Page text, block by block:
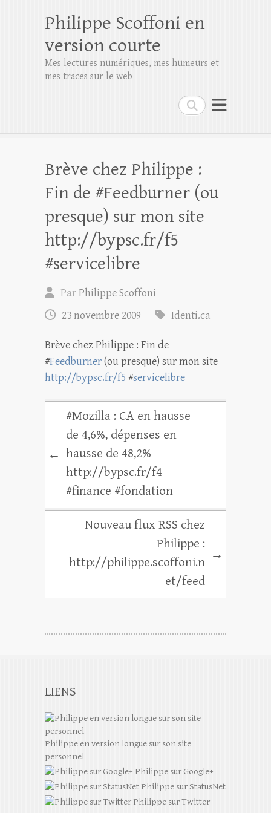
Rechercher
Philippe Scoffoni en
version courte
Mes lectures numériques, mes humeurs et
mes traces sur le web
Brève chez Philippe :
Fin de #Feedburner (ou
presque) sur mon site
http://bypsc.fr/f5
#servicelibre
ParPhilippe Scoffoni
23 novembre 2009
Identi.ca
Brève chez Philippe : Fin de
#Feedburner(ou presque) sur mon site
http://bypsc.fr/f5 #servicelibre
←
#Mozilla : CA en hausse
de 4,6%, dépenses en
hausse de 48,2%
http://bypsc.fr/f4
#finance #fondation
Nouveau flux RSS chez
Philippe :
http://philippe.scoffoni.n
et/feed
→
LIENS
Philippe en version longue sur son site
personnel
Philippe sur Google+
Philippe sur StatusNet
Philippe sur Twitter